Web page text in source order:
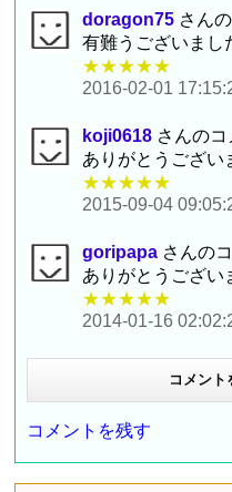
doragon75 さん
有難うございまし
★★★★★
2016-02-01
koji0618 さんのコ
ありがとうござい
★★★★★
2015-09-04
goripapa さんの
ありがとうござい
★★★★★
2014-01-16
コメント
コメントを残す